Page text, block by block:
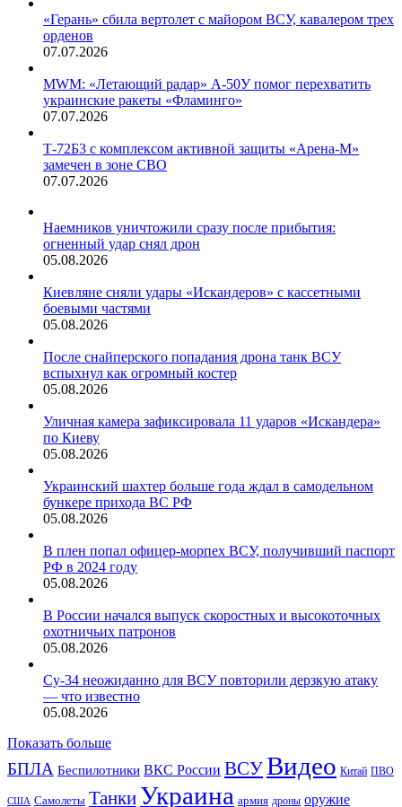
«Герань» сбила вертолет с майором ВСУ, кавалером трех
орденов
07.07.2026
MWM: «Летающий радар» А-50У помог перехватить
украинские ракеты «Фламинго»
07.07.2026
Т-72Б3 с комплексом активной защиты «Арена-М»
замечен в зоне СВО
07.07.2026
Наемников уничтожили сразу после прибытия:
огненный удар снял дрон
05.08.2026
Киевляне сняли удары «Искандеров» с кассетными
боевыми частями
05.08.2026
После снайперского попадания дрона танк ВСУ
вспыхнул как огромный костер
05.08.2026
Уличная камера зафиксировала 11 ударов «Искандера»
по Киеву
05.08.2026
Украинский шахтер больше года ждал в самодельном
бункере прихода ВС РФ
05.08.2026
В плен попал офицер-морпех ВСУ, получивший паспорт
РФ в 2024 году
05.08.2026
В России начался выпуск скоростных и высокоточных
охотничьих патронов
05.08.2026
Су-34 неожиданно для ВСУ повторили дерзкую атаку
— что известно
05.08.2026
Показать больше
БПЛА Беспилотники ВКС России ВСУВидео Китай ПВО
США Самолеты Танки Украина армия дроны оружие